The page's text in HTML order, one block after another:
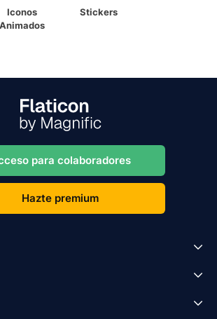
Iconos
Animados
Stickers
para colaboradores
Hazte premium